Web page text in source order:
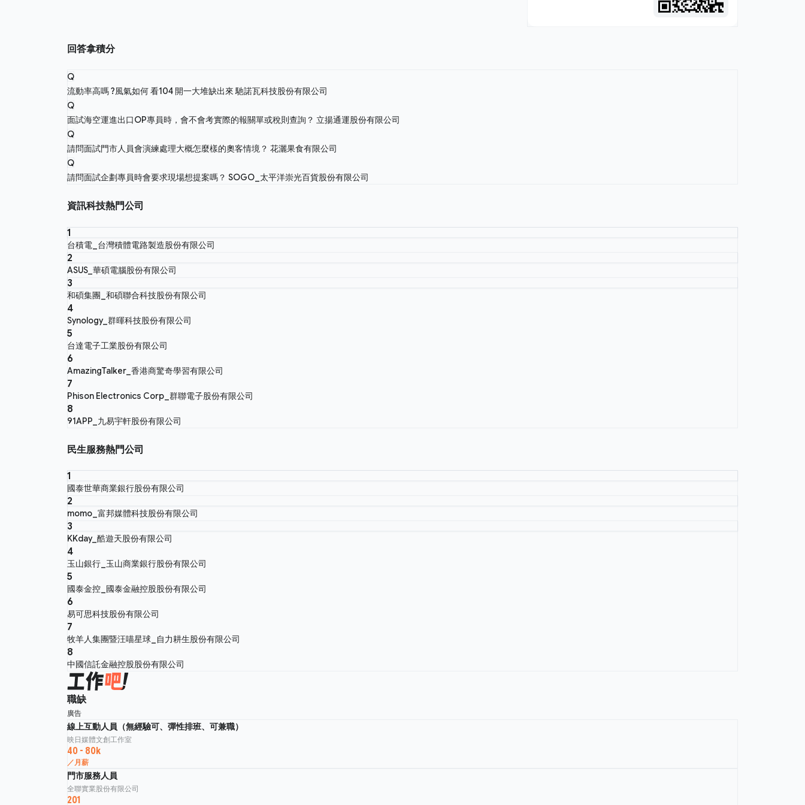
回答拿積分
Q
流動率高嗎 ?風氣如何 看104 開一大堆缺出來 馳諾瓦科技股份有限公司
Q
面試海空運進出口OP專員時，會不會考實際的報關單或稅則查詢？ 立揚通運股份有限公司
Q
請問面試門市人員會演練處理大概怎麼樣的奧客情境？ 花灑果食有限公司
Q
請問面試企劃專員時會要求現場想提案嗎？ SOGO_太平洋崇光百貨股份有限公司
資訊科技熱門公司
1
台積電_台灣積體電路製造股份有限公司
2
ASUS_華碩電腦股份有限公司
3
和碩集團_和碩聯合科技股份有限公司
4
Synology_群暉科技股份有限公司
5
台達電子工業股份有限公司
6
AmazingTalker_香港商驚奇學習有限公司
7
Phison Electronics Corp_群聯電子股份有限公司
8
91APP_九易宇軒股份有限公司
民生服務熱門公司
1
國泰世華商業銀行股份有限公司
2
momo_富邦媒體科技股份有限公司
3
KKday_酷遊天股份有限公司
4
玉山銀行_玉山商業銀行股份有限公司
5
國泰金控_國泰金融控股股份有限公司
6
易可思科技股份有限公司
7
牧羊人集團暨汪喵星球_自力耕生股份有限公司
8
中國信託金融控股股份有限公司
職缺
廣告
線上互動人員（無經驗可、彈性排班、可兼職）
映日媒體文創工作室
40 - 80k
／月薪
門市服務人員
全聯實業股份有限公司
201